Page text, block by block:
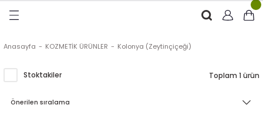
(Soğuk Sıkım)
Kolonyası
(Zeytinyağlı)
Anasayfa KOZMETİK ÜRÜNLER Kolonya (Zeytinçiçeği)
Stoktakiler Toplam 1 ürün